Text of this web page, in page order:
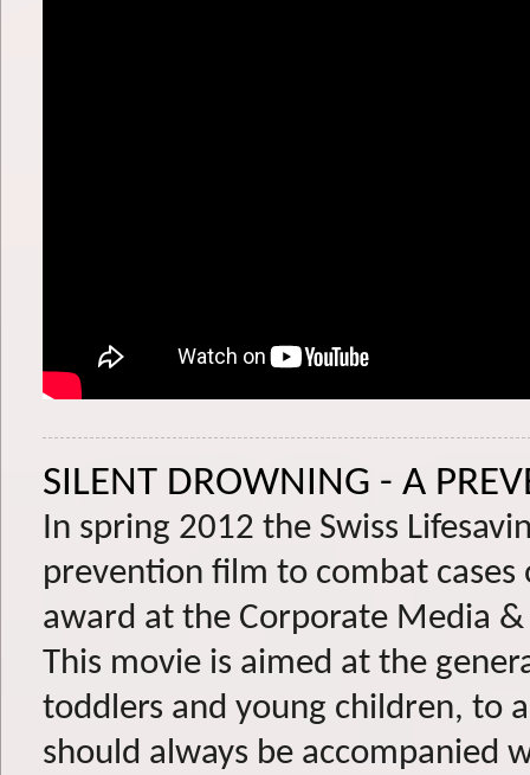
SILENT DROWNING - A
In spring 2012 the Swiss
prevention film to combat
award at the Corporate Media &
This movie is aimed at the
toddlers and young children, to
should always be accompanied